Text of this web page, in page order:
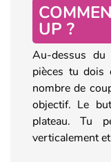
UP ?
Au-dessus
pièces tu dois
nombre de
objectif. Le
plateau. Tu
verticalement